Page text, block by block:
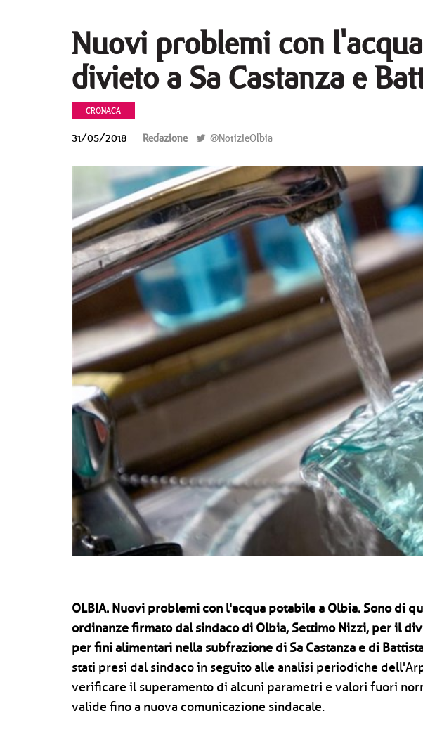
Nuovi problemi con
divieto a Sa Castanza e
CRONACA
31/05/2018 Redazione @NotizieOlbia
OLBIA. Nuovi problemi con l'acqua potabile a Olbia. Sono di
ordinanze firmato dal sindaco di Olbia, Settimo Nizzi, per il
per fini alimentari nella subfrazione di Sa Castanza e di
stati presi dal sindaco in seguito alle analisi periodiche
verificare il superamento di alcuni parametri e valori fuori
valide fino a nuova comunicazione sindacale.